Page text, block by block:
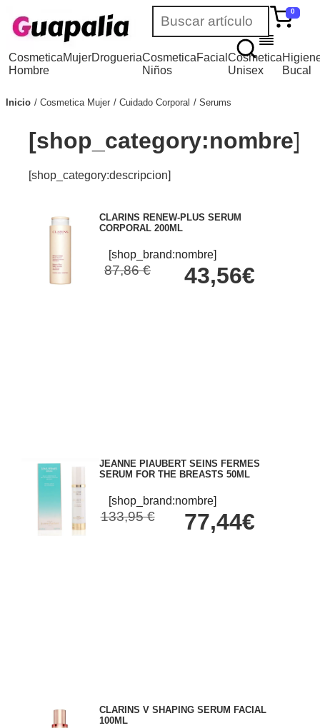
0
Cosmetica
Hombre
MujerDrogueriaCosmetica
Niños
FacialCosmetica
Unisex
Bucal
Inicio Cosmetica Mujer Cuidado Corporal Serums
[shop_category:nombre]
[shop_category:descripcion]
CLARINS RENEW-PLUS SERUM
CORPORAL 200ML
[shop_brand:nombre]
87,86 € 43,56€
JEANNE PIAUBERT SEINS FERMES
SERUM FOR THE BREASTS 50ML
[shop_brand:nombre]
133,95 € 77,44€
CLARINS V SHAPING SERUM FACIAL
100ML